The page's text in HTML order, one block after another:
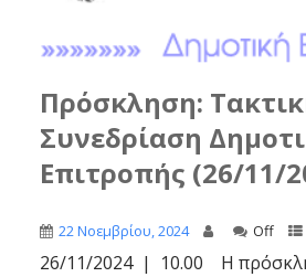
Πρόσκληση:
Συνεδρίαση
Επιτροπής (26/11/
22 Νοεμβρίου, 2024 Off
26/11/2024 | 10.00 Η